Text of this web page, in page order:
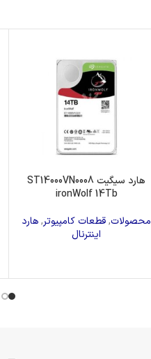
هارد سیگیت ST14000VN0008
ironWolf 14Tb
محصولات,قطعات کامپیوتر,هارد
اینترنال